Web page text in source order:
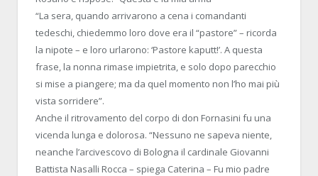
“La sera, quando arrivarono a cena i comandanti
tedeschi, chiedemmo loro dove era il “pastore” – ricorda
la nipote – e loro urlarono: ‘Pastore kaputt!’. A questa
frase, la nonna rimase impietrita, e solo dopo parecchio
si mise a piangere; ma da quel momento non l’ho mai più
vista sorridere”.
Anche il ritrovamento del corpo di don Fornasini fu una
vicenda lunga e dolorosa. “Nessuno ne sapeva niente,
neanche l’arcivescovo di Bologna il cardinale Giovanni
Battista Nasalli Rocca – spiega Caterina – Fu mio padre